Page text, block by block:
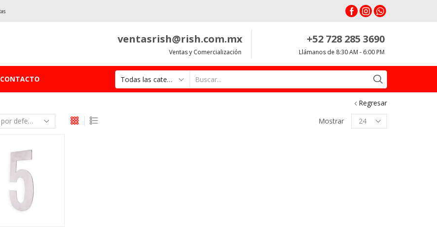
ventasrish@rish.com.mx
Ventas y Comercialización
+52 728 285 3690
Llámanos de 8:30 AM - 6:00 PM
CONTACTO
input
Regresar
Mostrar
Productos
per